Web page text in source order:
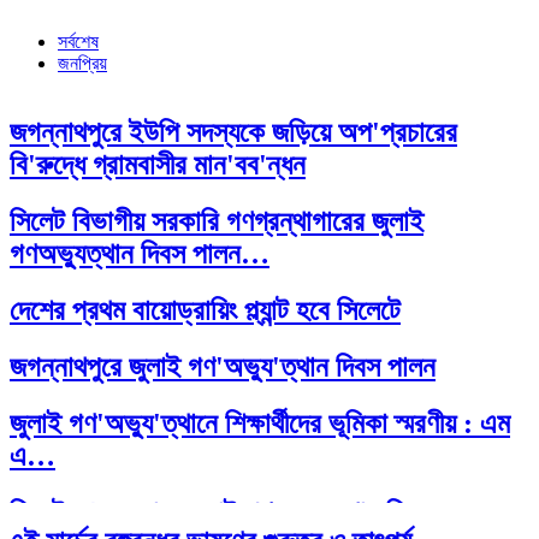
সর্বশেষ
জনপ্রিয়
জগন্নাথপুরে ইউপি সদস্যকে জড়িয়ে অপ'প্রচারের
বি'রুদ্ধে গ্রামবাসীর মান'বব'ন্ধন
সিলেট বিভাগীয় সরকারি গণগ্রন্থাগারের জুলাই
গণঅভ্যুত্থান দিবস পালন…
দেশের প্রথম বায়োড্রায়িং প্ল্যান্ট হবে সিলেটে
জগন্নাথপুরে জুলাই গণ'অভ্যু'ত্থান দিবস পালন
জুলাই গণ'অভ্যু'ত্থানে শিক্ষার্থীদের ভূমিকা স্মরণীয় : এম
এ…
সিলেট প্রেসক্লাবে জুলাই গণ-অভ্যুত্থান দিবসের